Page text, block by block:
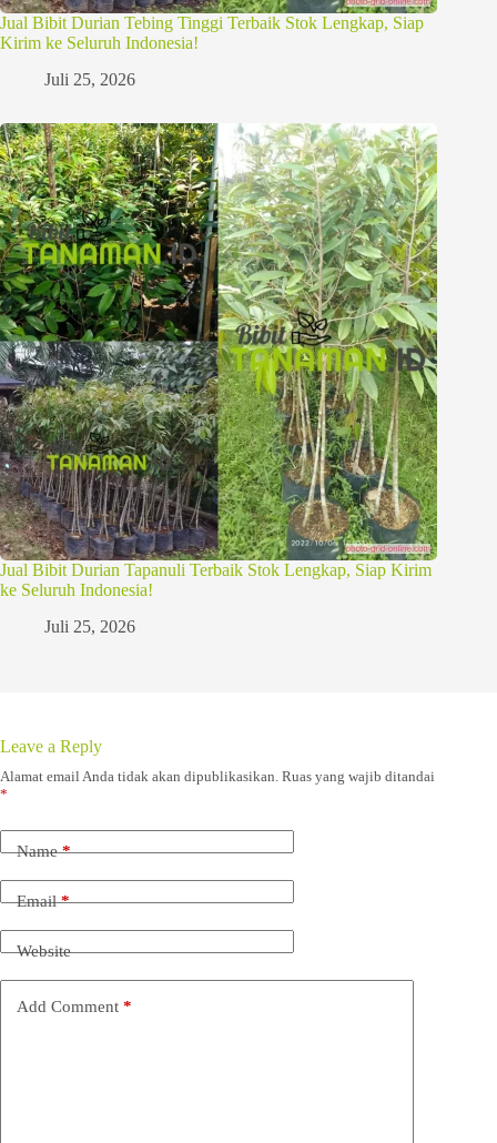
Jual Bibit Durian Tebing Tinggi Terbaik Stok Lengkap, Siap
Kirim ke Seluruh Indonesia!
Juli 25, 2026
Jual Bibit Durian Tapanuli Terbaik Stok Lengkap, Siap Kirim
ke Seluruh Indonesia!
Juli 25, 2026
Leave a Reply
Alamat email Anda tidak akan dipublikasikan. Ruas yang wajib ditandai
*
Name*
Email*
Website
Add Comment *